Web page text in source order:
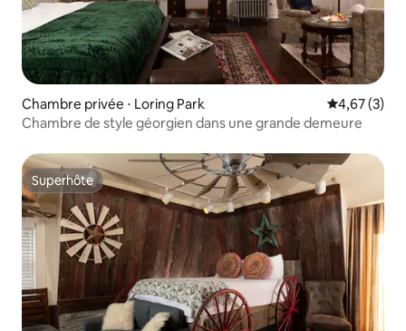
Chambre privée ⋅ Loring Park Évaluation
4,67 (3)
Chambre de style géorgien dans une grande demeure
Superhôte
Superhôte